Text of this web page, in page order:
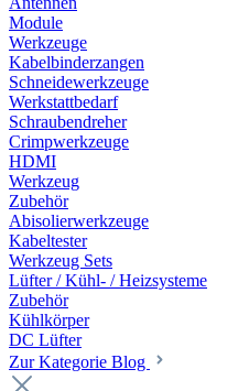
Module
Werkzeuge
Kabelbinderzangen
Schneidewerkzeuge
Werkstattbedarf
Schraubendreher
Crimpwerkzeuge
HDMI
Werkzeug
Zubehör
Abisolierwerkzeuge
Kabeltester
Werkzeug Sets
Lüfter / Kühl- / Heizsysteme
Zubehör
Kühlkörper
DC Lüfter
Zur Kategorie Blog